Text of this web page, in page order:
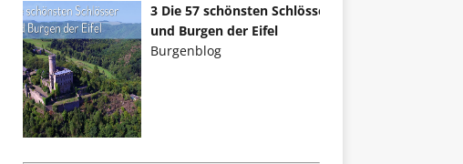
3 Die 57 schönsten Schlösser
und Burgen der Eifel
Burgenblog